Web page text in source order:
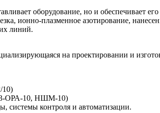
оборудование, но и обеспечивает
ионно‑плазменное азотирование,
линий.
на проектировании и
10)
НШМ‑10)
системы контроля и автоматизации.